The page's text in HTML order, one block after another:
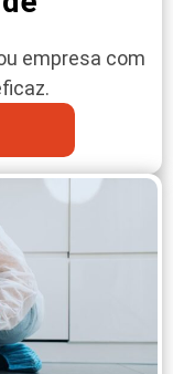
empresa com